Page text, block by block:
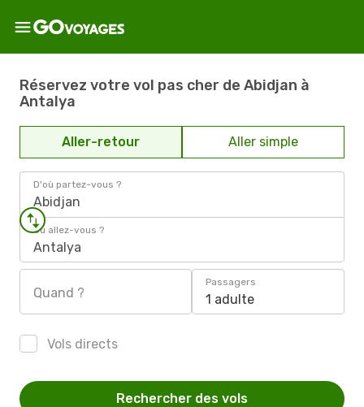
Réservez votre vol pas cher de Abidjan à
Antalya
Aller-retour Aller simple
D'où partez-vous ?
Abidjan
Où allez-vous ?
Antalya
Quand ?
Passagers
1 adulte
Vols directs
Rechercher des vols